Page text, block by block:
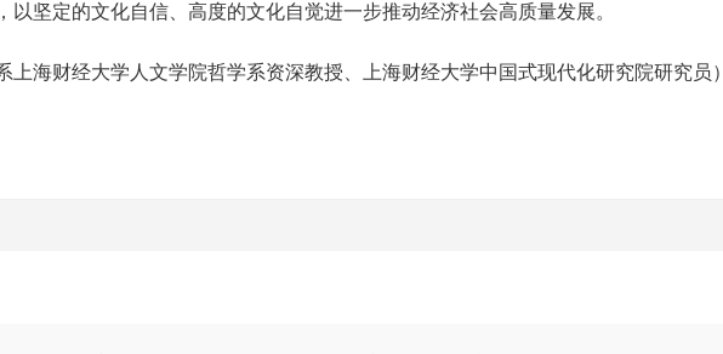
以坚定的文化自信、高度的文化自觉进一步推动经济社会高质量发展。
海财经大学人文学院哲学系资深教授、上海财经大学中国式现代化研究院研究员）